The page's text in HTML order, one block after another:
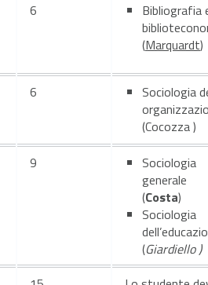
6
Bibliografia
(Marquardt)
6
Sociologia
(Cocozza )
9
Sociologia
generale
(Costa)
Sociologia
(Giardiello )